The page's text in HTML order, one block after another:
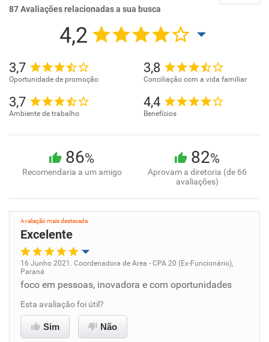
87 Avaliações relacionadas a sua busca
4,2
3,7
Oportunidade de promoção
3,8
Conciliação com a vida familiar
3,7
Ambiente de trabalho
4,4
Benefícios
86%
Recomendaria a um amigo
82%
Aprovam a diretoria (de 66
avaliações)
Avaliação mais destacada
Excelente
Oportunidade de promoção
Ambiente de trabalho
Conciliação com a vida familiar
16 Junho 2021. Coordenadora de Area - CPA 20 (Ex-Funcionário),
Paraná
foco em pessoas, inovadora e com oportunidades
Esta avaliação foi útil?
Sim Não